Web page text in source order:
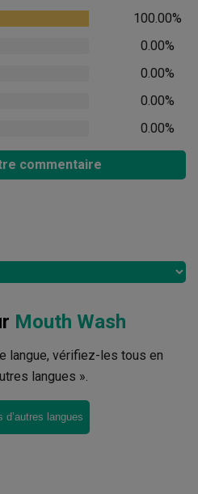
100.00%
0.00%
0.00%
0.00%
0.00%
commentaire
Mouth Wash
langue, vérifiez-les tous en
langues ».
langues